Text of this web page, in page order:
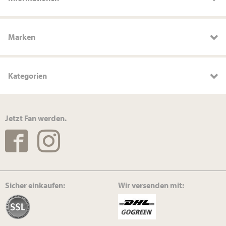
Marken
Kategorien
Jetzt Fan werden.
Sicher einkaufen: Wir versenden mit: